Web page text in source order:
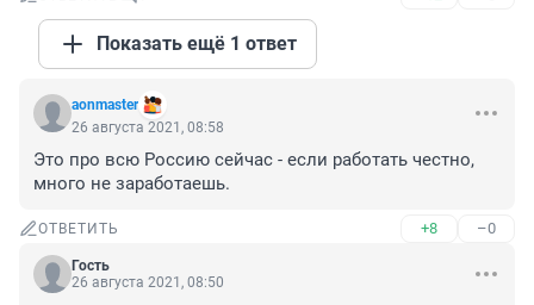
Показать ещё 1 ответ
aonmaster
26 августа 2021, 08:58
Это про всю Россию сейчас - если работать честно,
много не заработаешь.
ОТВЕТИТЬ +8 –0
Гость
26 августа 2021, 08:50